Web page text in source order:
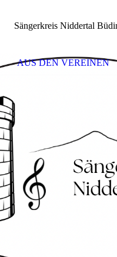
Sängerkreis Niddertal
AUS DEN VEREINEN